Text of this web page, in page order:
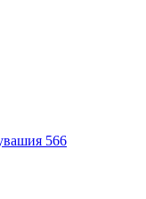
566